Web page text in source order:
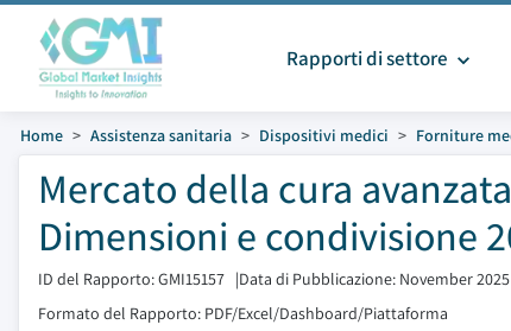
Rapporti di settore
Home Assistenza sanitaria Dispositivi medici Forniture
Mercato della cura
Dimensioni e condivisione
ID del Rapporto: GMI15157 |Data di Pubblicazione: November 2025
Formato del Rapporto: PDF/Excel/Dashboard/Piattaforma